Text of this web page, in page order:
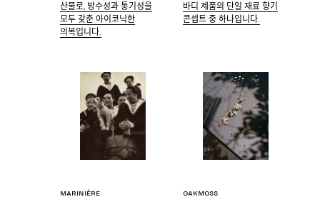
산물로, 방수성과 통기성을
모두 갖춘 아이코닉한
의복입니다.
바디 제품의 단일 재료 향기
콘셉트 중 하나입니다.
Marinière Oakmoss